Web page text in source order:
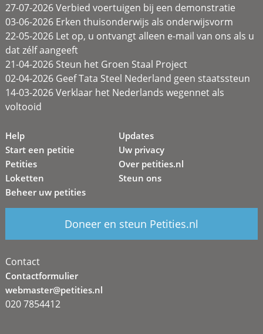
27-07-2026 Verbied voertuigen bij een demonstratie
03-06-2026 Erken thuisonderwijs als onderwijsvorm
22-05-2026 Let op, u ontvangt alleen e-mail van ons als u
dat zélf aangeeft
21-04-2026 Steun het Groen Staal Project
02-04-2026 Geef Tata Steel Nederland geen staatssteun
14-03-2026 Verklaar het Nederlands wegennet als
voltooid
Help
Start een petitie
Petities
Loketten
Beheer uw petities
Updates
Uw privacy
Over petities.nl
Steun ons
Doneer en steun Petities.nl
Contact
Contactformulier
webmaster@petities.nl
020 7854412